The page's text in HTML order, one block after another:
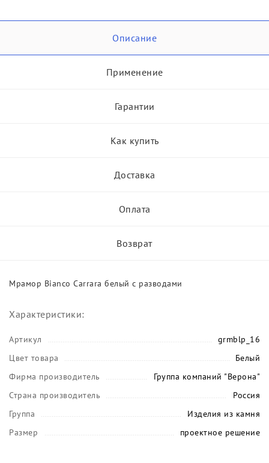
Описание
Применение
Гарантии
Как купить
Доставка
Оплата
Возврат
Мрамор Bianco Carrara белый с разводами
Характеристики:
Артикул
grmblp_16
Цвет товара
Белый
Фирма производитель
Группа компаний "Верона"
Страна производитель
Россия
Группа
Изделия из камня
Размер
проектное решение